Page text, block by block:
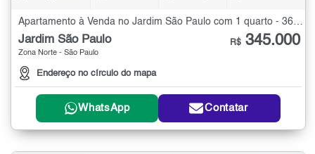
Jardim São Paulo
Zona Norte - São Paulo
Endereço no círculo do mapa
R$ 345.000
WhatsApp Contatar